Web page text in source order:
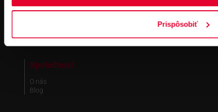
Prispôsobiť
Zákaznická zóna
Registrácia
Spoločnosť
O nás
Blog